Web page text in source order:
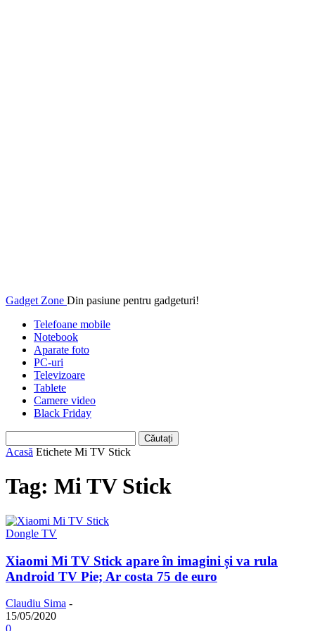
Gadget Zone Din pasiune pentru gadgeturi!
Telefoane mobile
Notebook
Aparate foto
PC-uri
Televizoare
Tablete
Camere video
Black Friday
Acasă Etichete Mi TV Stick
Tag: Mi TV Stick
Dongle TV
Xiaomi Mi TV Stick apare în imagini și va rula
Android TV Pie; Ar costa 75 de euro
Claudiu Sima -
15/05/2020